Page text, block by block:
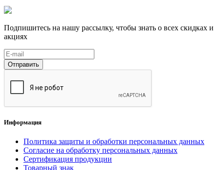
Подпишитесь на нашу рассылку, чтобы знать о всех скидках и
акциях
Отправить
Информация
Политика защиты и обработки персональных данных
Согласие на обработку персональных данных
Сертификация продукции
Товарный знак